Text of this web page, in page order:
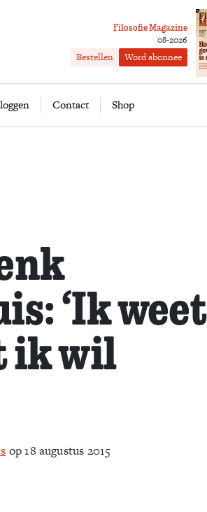
Filosofie Magazine
08-2026
Bestellen Word abonnee
Contact Shop
Word abonnee
‘Ik weet
ik wil
op 18 augustus 2015